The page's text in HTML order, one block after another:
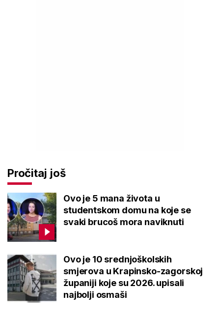
Pročitaj još
Ovo je 5 mana života u
studentskom domu na koje se
svaki brucoš mora naviknuti
Ovo je 10 srednjoškolskih
smjerova u Krapinsko-zagorskoj
županiji koje su 2026. upisali
najbolji osmaši